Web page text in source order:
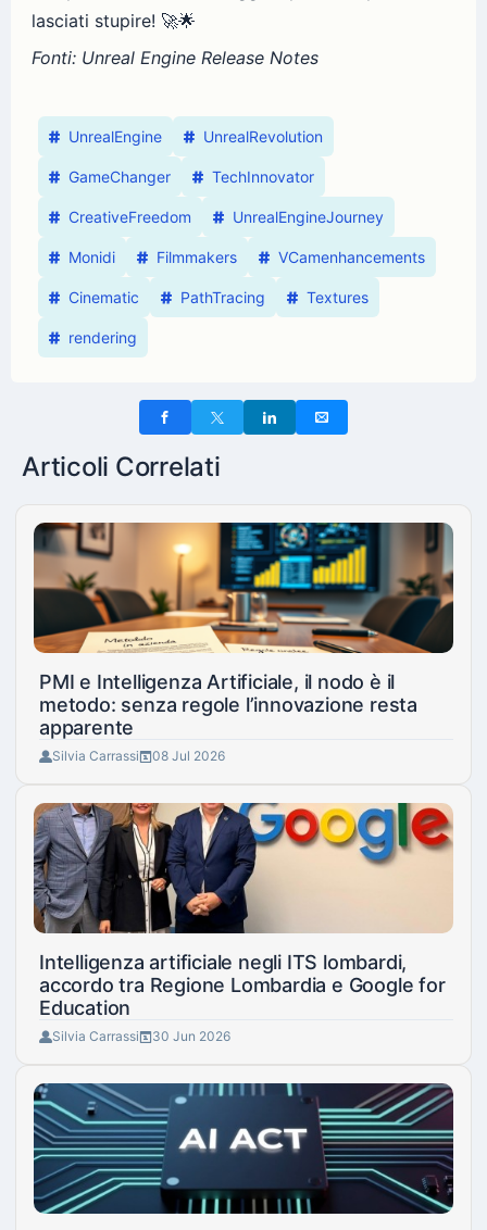
lasciati stupire! 🚀🌟
Fonti: Unreal Engine Release Notes
UnrealEngine UnrealRevolution
GameChanger TechInnovator
CreativeFreedom UnrealEngineJourney
Monidi Filmmakers VCamenhancements
Cinematic PathTracing Textures
rendering
Articoli Correlati
PMI e Intelligenza Artificiale, il nodo è il
metodo: senza regole l’innovazione resta
apparente
Silvia Carrassi 08 Jul 2026
Intelligenza artificiale negli ITS lombardi,
accordo tra Regione Lombardia e Google for
Education
Silvia Carrassi 30 Jun 2026